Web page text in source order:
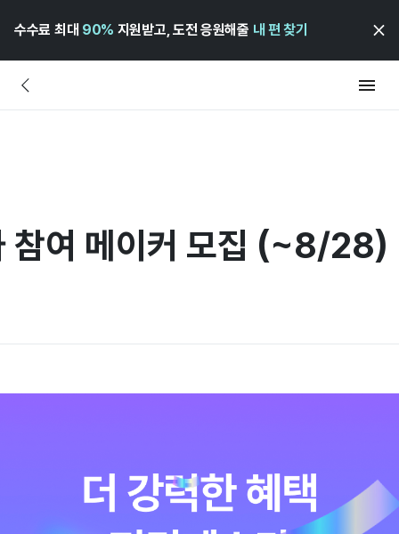
수수료 최대 90% 지원받고, 도전 응원해줄 내 편 찾기
참여 메이커 모집 (~8/28)